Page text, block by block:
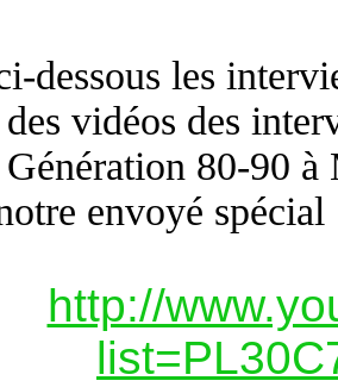
dessous les
vidéos des
80-90 à
envoyé
http://